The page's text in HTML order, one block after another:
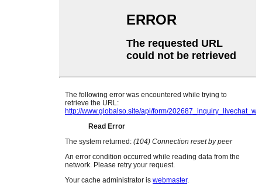
Swahili
Tajik
Telugu
Ukrainian
Urdu
Welsh
Xhosa
Yiddish